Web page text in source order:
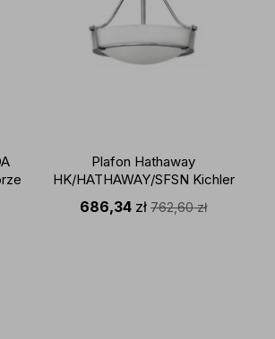
Plafon Hathaway
HK/HATHAWAY/SFSN Kichler
dekoracyjna oprawa w kolorze
niklu
686,34 zł 762,60zł